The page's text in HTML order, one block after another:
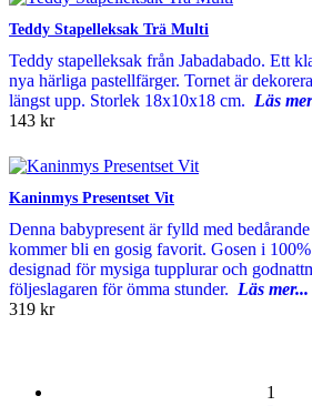
Teddy Stapelleksak Trä Multi
Teddy stapelleksak från Jabadabado. Ett
nya härliga pastellfärger. Tornet är
längst upp. Storlek 18x10x18 cm. Läs
143 kr
Kaninmys Presentset Vit
Denna babypresent är fylld med
kommer bli en gosig favorit. Gosen i
designad för mysiga tupplurar och
följeslagaren för ömma stunder. Läs mer...
319 kr
1